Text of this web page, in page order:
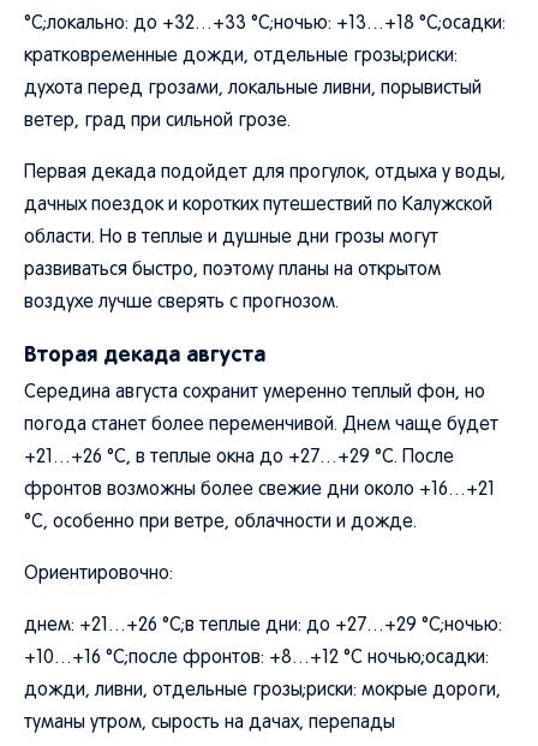
°C;локально: до +32…+33 °C;ночью: +13…+18 °C;осадки:
кратковременные дожди, отдельные грозы;риски:
духота перед грозами, локальные ливни, порывистый
ветер, град при сильной грозе.
Первая декада подойдет для прогулок, отдыха у воды,
дачных поездок и коротких путешествий по Калужской
области. Но в теплые и душные дни грозы могут
развиваться быстро, поэтому планы на открытом
воздухе лучше сверять с прогнозом.
Вторая декада августа
Середина августа сохранит умеренно теплый фон, но
погода станет более переменчивой. Днем чаще будет
+21…+26 °C, в теплые окна до +27…+29 °C. После
фронтов возможны более свежие дни около +16…+21
°C, особенно при ветре, облачности и дожде.
Ориентировочно:
днем: +21…+26 °C;в теплые дни: до +27…+29 °C;ночью:
+10…+16 °C;после фронтов: +8…+12 °C ночью;осадки:
дожди, ливни, отдельные грозы;риски: мокрые дороги,
туманы утром, сырость на дачах, перепады